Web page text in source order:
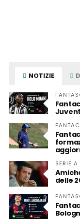
NOTIZIE
SERIE A
delle